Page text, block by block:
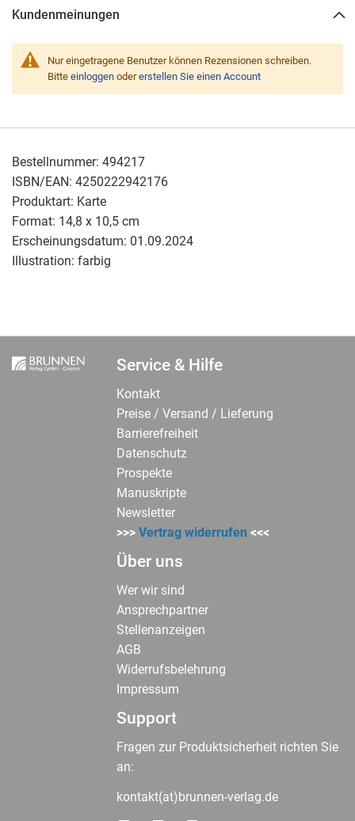
Bestellnummer: 494217
ISBN/EAN: 4250222942176
Produktart: Karte
Format: 14,8 x 10,5 cm
Erscheinungsdatum: 01.09.2024
Illustration: farbig
Kundenmeinungen
Nur eingetragene Benutzer können Rezensionen schreiben.
Bitte einloggen odererstellen Sie einen Account
Service & Hilfe
Kontakt
Preise / Versand / Lieferung
Barrierefreiheit
Datenschutz
Prospekte
Manuskripte
Newsletter
>>>Vertrag widerrufen <<<
Über uns
Wer wir sind
Ansprechpartner
Stellenanzeigen
AGB
Widerrufsbelehrung
Impressum
Support
Fragen zur Produktsicherheit richten Sie
an:
kontakt(at)brunnen-verlag.de